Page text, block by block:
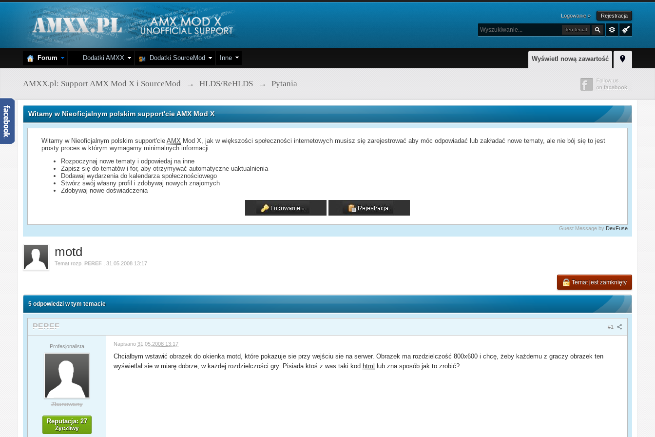
Logowanie » Rejestracja
Ten temat
Wyświetl nową zawartość
Forum Dodatki AMXX Dodatki SourceMod Inne
AMXX.pl: Support AMX Mod X i SourceMod → HLDS/ReHLDS → Pytania
Witamy w Nieoficjalnym polskim support'cie AMX Mod X
Witamy w Nieoficjalnym polskim support'cieAMX Mod X, jak w większości społeczności internetowych musisz się zarejestrować aby móc odpowiadać lub zakładać nowe tematy, ale nie bój się to jest
prosty proces w którym wymagamy minimalnych informacji.
Rozpoczynaj nowe tematy i odpowiedaj na inne
Zapisz się do tematów i for, aby otrzymywać automatyczne uaktualnienia
Dodawaj wydarzenia do kalendarza społecznościowego
Stwórz swój własny profil i zdobywaj nowych znajomych
Zdobywaj nowe doświadczenia
Guest Message by DevFuse
motd
Temat rozp.PEREF ,31.05.2008 13:17
Temat jest zamknięty
5 odpowiedzi w tym temacie
#1
PEREF
Profesjonalista
Zbanowany
Reputacja: 27
Życzliwy
Napisano31.05.2008 13:17
Chciałbym wstawić obrazek do okienka motd, które pokazuje sie przy wejściu sie na serwer. Obrazek ma rozdzielczość 800x600 i chcę, żeby każdemu z graczy obrazek ten
wyświetlał sie w miarę dobrze, w każdej rozdzielczości gry. Pisiada ktoś z was taki kod html lub zna sposób jak to zrobić?